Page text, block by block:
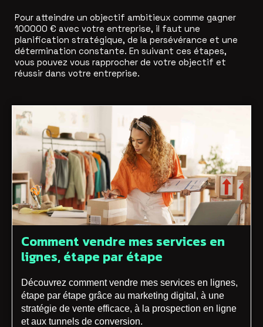
Pour atteindre un objectif ambitieux comme gagner
100000 € avec votre entreprise, il faut une
planification stratégique, de la persévérance et une
détermination constante. En suivant ces étapes,
vous pouvez vous rapprocher de votre objectif et
réussir dans votre entreprise.
Comment vendre mes services en
lignes, étape par étape
Découvrez comment vendre mes services en lignes,
étape par étape grâce au marketing digital, à une
stratégie de vente efficace, à la prospection en ligne
et aux tunnels de conversion.